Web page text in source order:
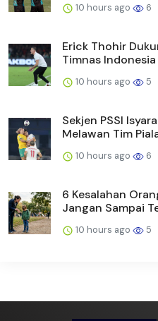
10 hours ago 6
Erick Thohir
Timnas Indonesia
10 hours ago 5
Sekjen PSSI
Melawan Tim
10 hours ago 6
6 Kesalahan
Jangan Sampai
10 hours ago 5